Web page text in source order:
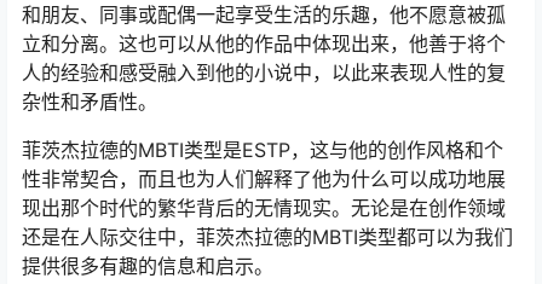
和朋友、同事或配偶一起享受生活的乐趣，他不愿意被孤
立和分离。这也可以从他的作品中体现出来，他善于将个
人的经验和感受融入到他的小说中，以此来表现人性的复
杂性和矛盾性。
菲茨杰拉德的MBTI类型是ESTP，这与他的创作风格和个
性非常契合，而且也为人们解释了他为什么可以成功地展
现出那个时代的繁华背后的无情现实。无论是在创作领域
还是在人际交往中，菲茨杰拉德的MBTI类型都可以为我们
提供很多有趣的信息和启示。